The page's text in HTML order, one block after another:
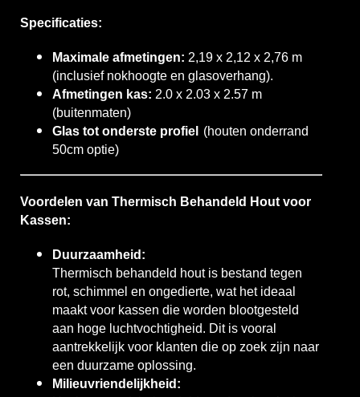
Specificaties:
Maximale afmetingen: 2,19 x 2,12 x 2,76 m
(inclusief nokhoogte en glasoverhang).
Afmetingen kas: 2.0 x 2.03 x 2.57 m
(buitenmaten)
Glas tot onderste profiel
(houten onderrand
50cm optie)
Voordelen van Thermisch Behandeld Hout voor
Kassen:
Duurzaamheid:
Thermisch behandeld hout is bestand tegen
rot, schimmel en ongedierte, wat het ideaal
maakt voor kassen die worden blootgesteld
aan hoge luchtvochtigheid. Dit is vooral
aantrekkelijk voor klanten die op zoek zijn naar
een duurzame oplossing.
Milieuvriendelijkheid: